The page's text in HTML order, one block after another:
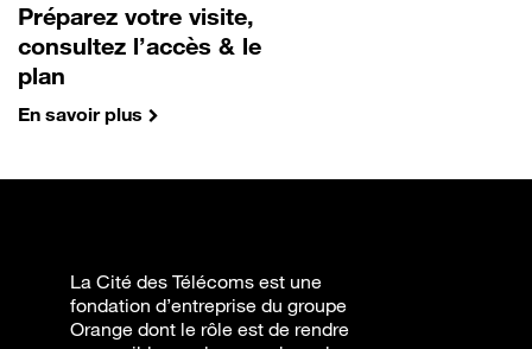
Préparez votre visite,
consultez l’accès & le
plan
En savoir plus
La Cité des Télécoms est une
fondation d’entreprise du groupe
Orange dont le rôle est de rendre